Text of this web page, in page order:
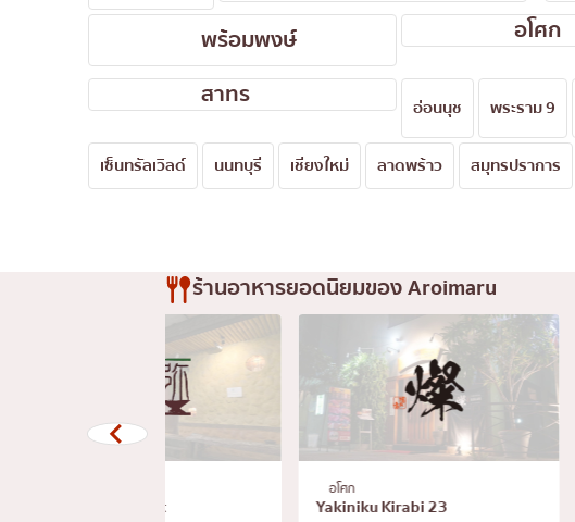
สเต็ก
ของทอดเสียบไม้
ของย่างเสียบไม้/เครื่องในย่าง
ร้านอาหารญี่ปุ่นแบบดั้งเดิม
อาหารชุด/อาหารญี่ปุ่นสไตล์โฮมคุกกิ้ง
เบนโตะ/บริการส่งอาหารญี่ปุ่น
พร้อมพงษ์
อโศก
สาทร
อ่อนนุช พระราม 9
เซ็นทรัลเวิลด์ นนทบุรี เชียงใหม่ ลาดพร้าว สมุทรปราการ
ร้านอาหารยอดนิยมของ Aroimaru
Yakiniku Kirabi 23
พระราม4
YAKINIKU HIROSHIMA